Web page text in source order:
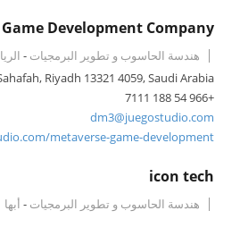
Development Company
هندسة الحاسوب و تطوير البرمجيات -
Riyadh 13321 4059, Saudi Arabia
+966 54 188 7111
dm3@juegostudio.com
metaverse-game-development
icon tech
هندسة الحاسوب و تطوير البرمجيات - أبها